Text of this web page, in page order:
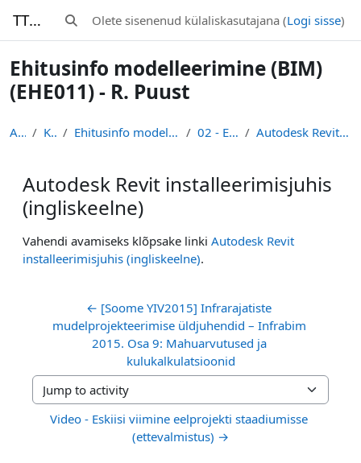
TTK-Moodle Lülitab otsingu sisendi
Olete sisenenud külaliskasutajana (Logi sisse)
Ehitusinfo modelleerimine (BIM)
(EHE011) - R. Puust
Avaleht Kursused Ehitusinfo modelleerimine (BIM) (EHE011) - R. Puust 02 - Eel- ja põhiprojekt Autodesk Revit installeerimisjuhis (ingliskeelne)
Autodesk Revit installeerimisjuhis
(ingliskeelne)
Lõpetamise nõuded
Vahendi avamiseks klõpsake linki Autodesk Revit
installeerimisjuhis (ingliskeelne).
← [Soome YIV2015] Infrarajatiste
mudelprojekteerimise üldjuhendid – Infrabim
2015. Osa 9: Mahuarvutused ja
kulukalkulatsioonid
Jump to activity
Video - Eskiisi viimine eelprojekti staadiumisse
(ettevalmistus) →